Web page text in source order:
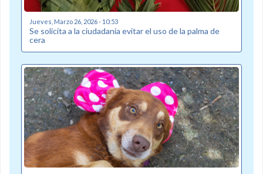
Jueves, Marzo 26, 2026 - 10:53
Se solicita a la ciudadanía evitar el uso de la palma de
cera